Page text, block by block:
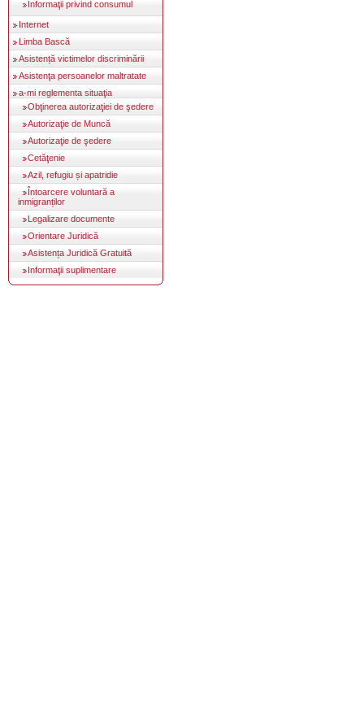
Informaţii privind consumul
Internet
Limba Bască
Asistență victimelor discriminării
Asistenţa persoanelor maltratate
a-mi reglementa situaţia
Obţinerea autorizaţiei de şedere
Autorizaţie de Muncă
Autorizaţie de şedere
Cetăţenie
Azil, refugiu și apatridie
Întoarcere voluntară a
inmigranților
Legalizare documente
Orientare Juridică
Asistența Juridică Gratuită
Informaţii suplimentare